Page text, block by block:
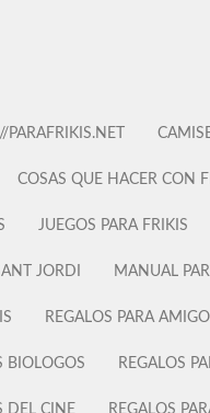
COSAS QUE HACER CON
JUEGOS PARA FRIKIS
JORDI MANUAL
REGALOS PARA
BIOLOGOS REGALOS
DEL CINE REGALOS